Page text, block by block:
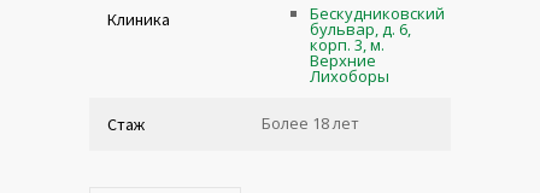
Клиника Бескудниковский
бульвар, д. 6,
корп. 3, м.
Верхние
Лихоборы
Стаж Более 18 лет